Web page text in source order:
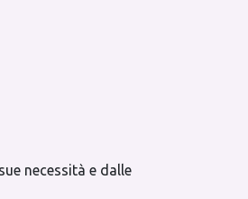
necessità e dalle